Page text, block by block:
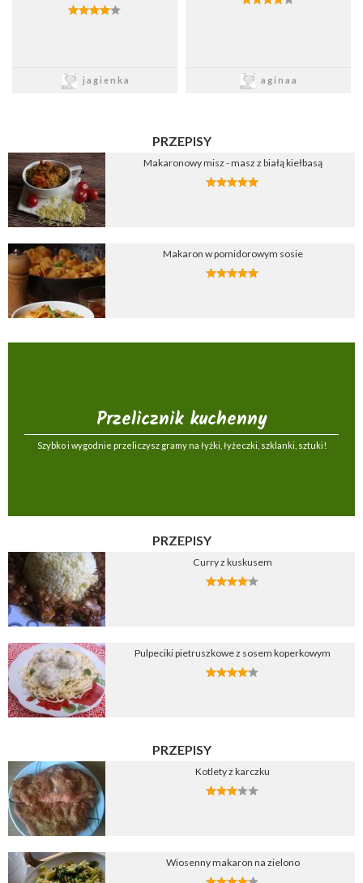
jagienka
Zapisz
aginaa
Zapisz
PRZEPISY
Makaronowy misz - masz z białą kiełbasą
Makaron w pomidorowym sosie
Przelicznik kuchenny
Szybko i wygodnie przeliczysz gramy na łyżki, łyżeczki, szklanki, sztuki!
PRZEPISY
Curry z kuskusem
Pulpeciki pietruszkowe z sosem koperkowym
PRZEPISY
Kotlety z karczku
Wiosenny makaron na zielono